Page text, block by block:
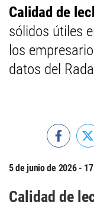
Calidad de
sólidos útiles
los
datos del
5 de junio de 2026 -
Calidad de